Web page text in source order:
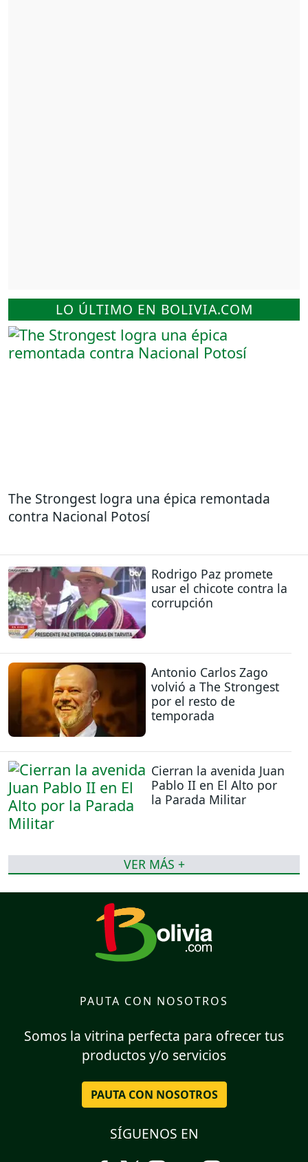
LO ÚLTIMO EN BOLIVIA.COM
The Strongest logra una épica remontada
contra Nacional Potosí
Rodrigo Paz promete
usar el chicote contra la
corrupción
Antonio Carlos Zago
volvió a The Strongest
por el resto de
temporada
Cierran la avenida Juan
Pablo II en El Alto por
la Parada Militar
VER MÁS +
PAUTA CON NOSOTROS
Somos la vitrina perfecta para ofrecer tus
productos y/o servicios
PAUTA CON NOSOTROS
SÍGUENOS EN